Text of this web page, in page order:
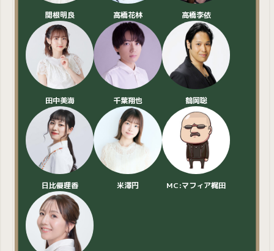
関根明良 高橋花林 高橋李依
田中美海 千葉翔也 鶴岡聡
日比優理香 米澤円 MC:マフィア梶田